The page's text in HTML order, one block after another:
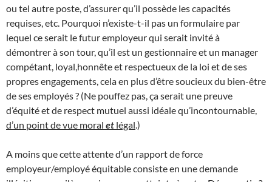
ou tel autre poste, d’assurer qu’il possède les capacités
requises, etc. Pourquoi n’existe-t-il pas un formulaire par
lequel ce serait le futur employeur qui serait invité à
démontrer à son tour, qu’il est un gestionnaire et un manager
compétant, loyal,honnête et respectueux de la loi et de ses
propres engagements, cela en plus d’être soucieux du bien-être
de ses employés ? (Ne pouffez pas, ça serait une preuve
d’équité et de respect mutuel aussi idéale qu’incontournable,
d’un point de vue moral et légal .)
A moins que cette attente d’un rapport de force
employeur/employé équitable consiste en une demande